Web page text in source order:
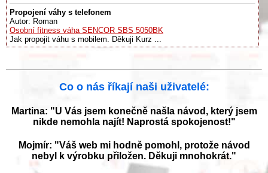
Propojení váhy s telefonem
Autor: Roman
Osobní fitness váha SENCOR SBS 5050BK
Jak propojit váhu s mobilem. Děkuji Kurz ...
Co o nás říkají naši uživatelé:
Martina: "U Vás jsem konečně našla návod, který jsem
nikde nemohla najít! Naprostá spokojenost!"
Mojmír: "Váš web mi hodně pomohl, protože návod
nebyl k výrobku přiložen. Děkuji mnohokrát."